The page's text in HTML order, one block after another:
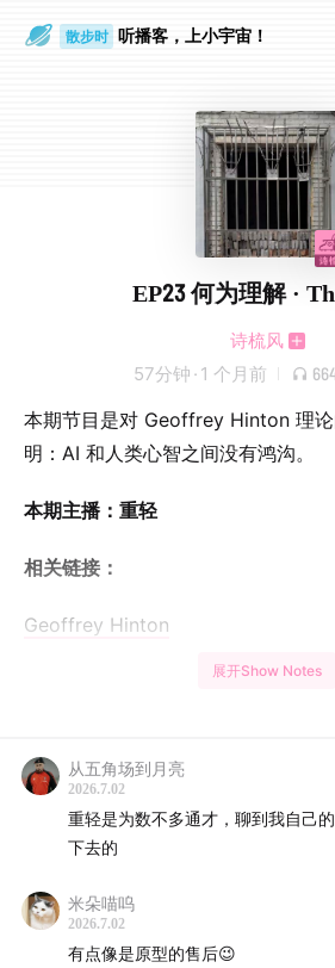
散步时 听播客，上小宇宙！
EP23 何为理解 ·
诗梳风
57分钟 · 1 个月前
本期节目是对 Geoffrey Hinton 理
明：AI 和人类心智之间没有鸿沟。
本期主播：重轻
相关链接：
Geoffrey Hinton
What Is Understanding?
Anthropic’s Claude 3 causes stir
realize when it was being tested
AI 威胁工作人员以避免被关停
AI system resorts to blackmail if
removed
展开Show Notes
从五角场到月亮
2026.7.02
重轻是为数不多通才，聊到我自己
下去的
米朵喵呜
2026.7.02
有点像是原型的售后😉